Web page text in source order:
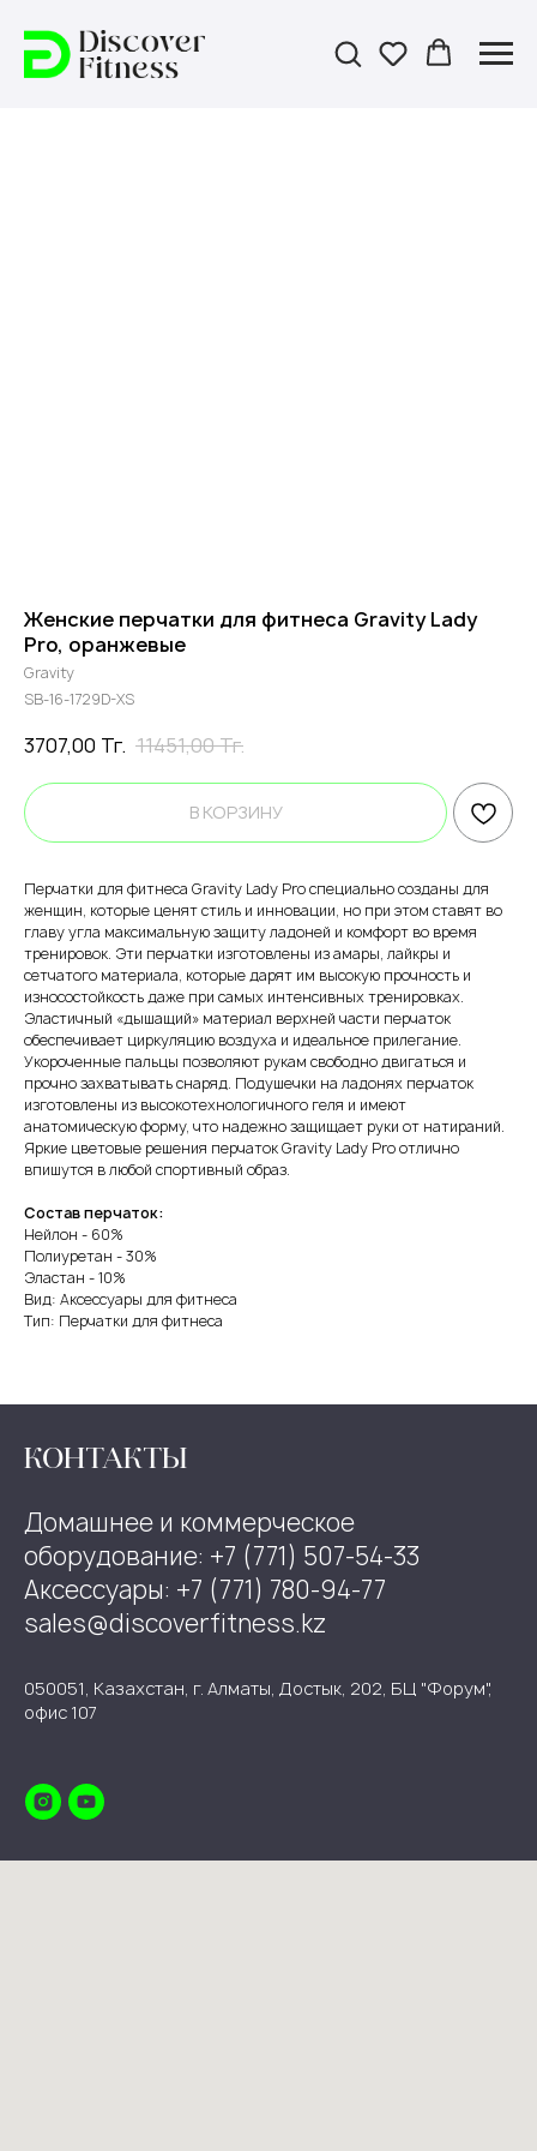
Женские перчатки для фитнеса Gravity Lady
Pro, оранжевые
Gravity
SB-16-1729D-XS
3707,00 Тг. 11451,00Тг.
В КОРЗИНУ
Перчатки для фитнеса Gravity Lady Pro специально созданы для
женщин, которые ценят стиль и инновации, но при этом ставят во
главу угла максимальную защиту ладоней и комфорт во время
тренировок. Эти перчатки изготовлены из амары, лайкры и
сетчатого материала, которые дарят им высокую прочность и
износостойкость даже при самых интенсивных тренировках.
Эластичный «дышащий» материал верхней части перчаток
обеспечивает циркуляцию воздуха и идеальное прилегание.
Укороченные пальцы позволяют рукам свободно двигаться и
прочно захватывать снаряд. Подушечки на ладонях перчаток
изготовлены из высокотехнологичного геля и имеют
анатомическую форму, что надежно защищает руки от натираний.
Яркие цветовые решения перчаток Gravity Lady Pro отлично
впишутся в любой спортивный образ.
Состав перчаток:
Нейлон - 60%
Полиуретан - 30%
Эластан - 10%
Вид: Аксессуары для фитнеса
Тип: Перчатки для фитнеса
КОНТАКТЫ
Домашнее и коммерческое
оборудование: +7 (771) 507-54-33
Аксессуары: +7 (771) 780-94-77
sales@discoverfitness.kz
050051, Казахстан, г. Алматы, Достык, 202, БЦ "Форум",
офис 107